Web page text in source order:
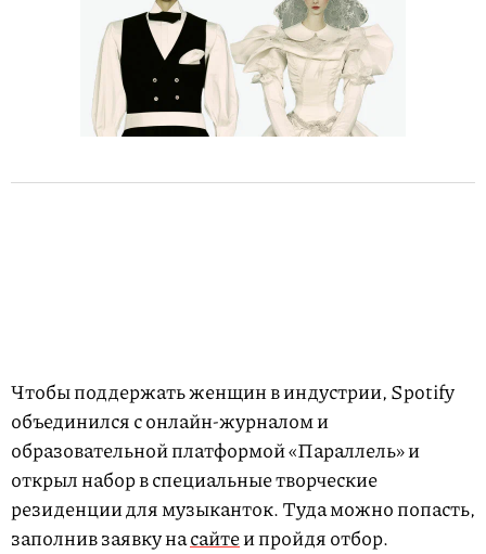
Чтобы поддержать женщин в индустрии, Spotify
объединился с онлайн-журналом и
образовательной платформой «Параллель» и
открыл набор в специальные творческие
резиденции для музыканток. Туда можно попасть,
заполнив заявку насайтеи пройдя отбор.